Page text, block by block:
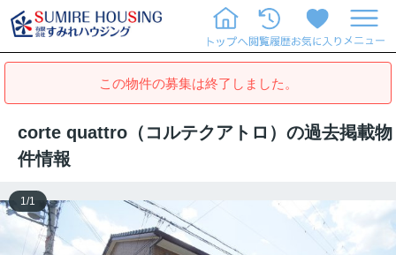
この物件の募集は終了しました。
corte quattro（コルテクアトロ）の過去掲載物
件情報
1 /1